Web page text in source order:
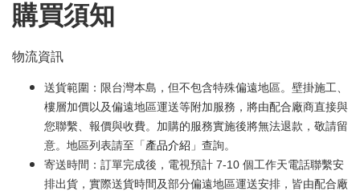
購買須知
物流資訊
送貨範圍：限台灣本島，但不包含特殊偏遠地區。壁掛施工、
樓層加價以及偏遠地區運送等附加服務，將由配合廠商直接與
您聯繫、報價與收費。加購的服務實施後將無法退款，敬請留
意。地區列表請至「產品介紹 」查詢。
寄送時間：訂單完成後，電視預計 7-10 個工作天電話聯繫安
排出貨，實際送貨時間及部分偏遠地區運送安排，皆由配合廠